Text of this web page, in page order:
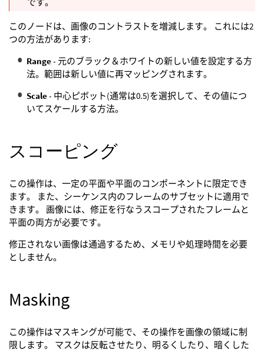
このノードは、画像のコントラストを増減します。 これには2
つの方法があります:
Range- 元のブラック＆ホワイトの新しい値を設定する方
法。範囲は新しい値に再マッピングされます。
Scale- 中心ピボット(通常は0.5)を選択して、その値につ
いてスケールする方法。
スコーピング
この操作は、一定の平面や平面のコンポーネントに限定でき
ます。 また、シーケンス内のフレームのサブセットに適用で
きます。 画像には、修正を行なうスコープされたフレームと
平面の両方が必要です。
修正されない画像は通過するため、メモリや処理時間を必要
としません。
Masking
この操作はマスキングが可能で、その操作を画像の領域に制
限します。 マスクは反転させたり、明るくしたり、暗くした